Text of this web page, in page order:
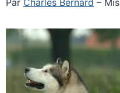
Par Charles Bernard –